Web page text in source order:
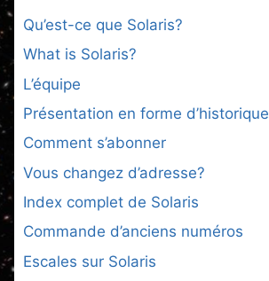
Qu’est-ce que Solaris?
What is Solaris?
L’équipe
Présentation en forme d’historique
Comment s’abonner
Vous changez d’adresse?
Index complet de Solaris
Commande d’anciens numéros
Escales sur Solaris